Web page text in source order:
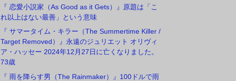
『 恋愛小説家（As Good as it Gets）』原題は「こ
れ以上はない最善」という意味
『 サマータイム・キラー（The Summertime Killer /
Target Removed）』永遠のジュリエット オリヴィ
ア・ハッセー 2024年12月27日に亡くなりました。
73歳
『 雨を降らす男（The Rainmaker）』100ドルで雨